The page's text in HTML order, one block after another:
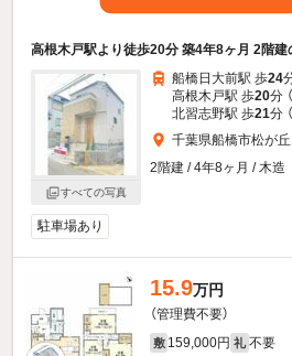
高根木戸駅より徒歩20分 築4年8ヶ月 2階建
すべての写真
船橋日大前駅 歩24
高根木戸駅 歩20分
北習志野駅 歩21分
千葉県船橋市松が
2階建 / 4年8ヶ月 / 木造
駐車場あり
15.9万円
（管理費不要）
敷 159,000円 礼 不要